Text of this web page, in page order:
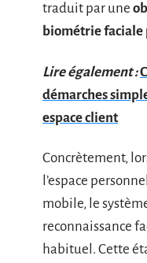
traduit par une
biométrie faciale
Lire également :
démarches
espace client
Concrètement,
l’espace
mobile, le
reconnaissance
habituel. Cette